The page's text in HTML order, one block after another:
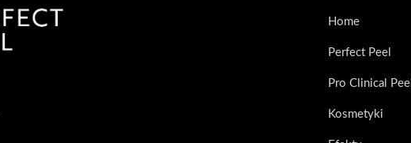
Home
Perfect Peel
Pro Clinical Peel
Kosmetyki